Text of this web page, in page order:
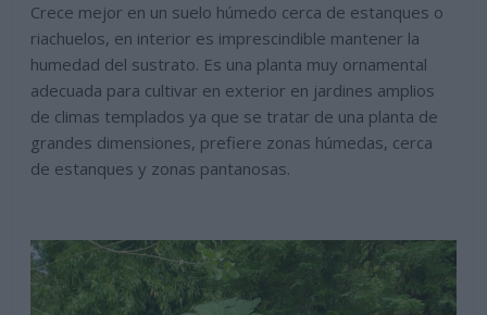
Crece mejor en un suelo húmedo cerca de estanques o
riachuelos, en interior es imprescindible mantener la
humedad del sustrato. Es una planta muy ornamental
adecuada para cultivar en exterior en jardines amplios
de climas templados ya que se tratar de una planta de
grandes dimensiones, prefiere zonas húmedas, cerca
de estanques y zonas pantanosas.